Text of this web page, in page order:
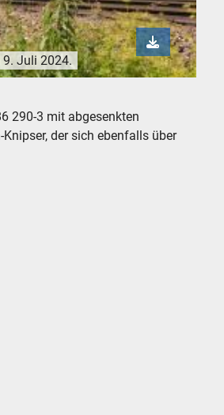
9. Juli 2024.
290-3 mit abgesenkten
der sich ebenfalls über